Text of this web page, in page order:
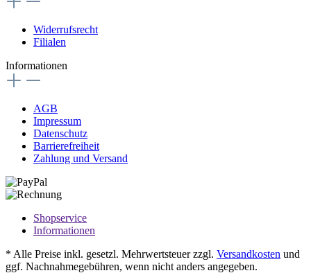
Widerrufsrecht
Filialen
Informationen
AGB
Impressum
Datenschutz
Barrierefreiheit
Zahlung und Versand
Shopservice
Informationen
* Alle Preise inkl. gesetzl. Mehrwertsteuer zzgl. Versandkosten und
ggf. Nachnahmegebühren, wenn nicht anders angegeben.